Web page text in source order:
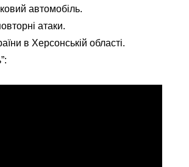
автомобіль.
атаки.
в Херсонській області.